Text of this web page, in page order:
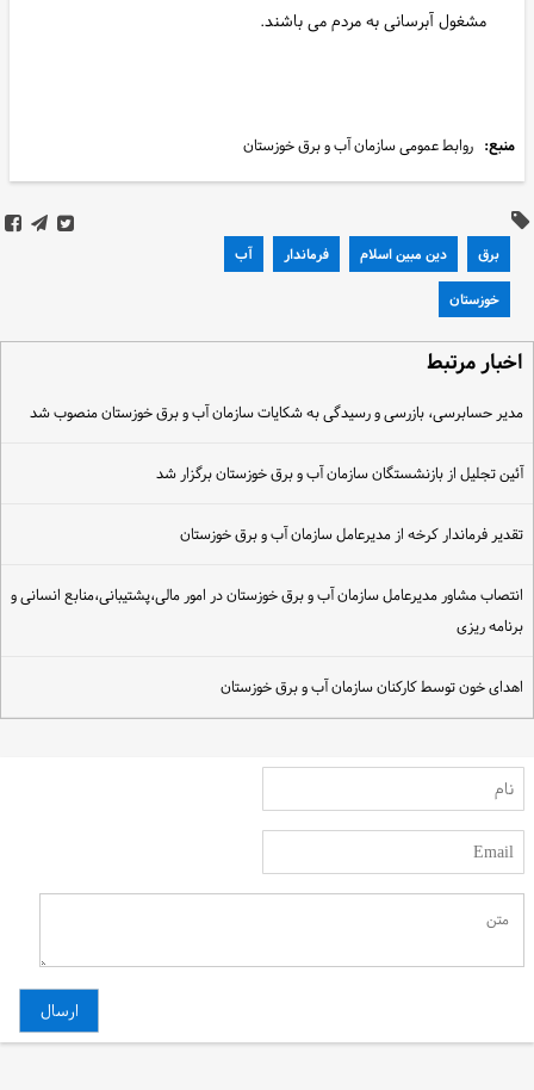
مشغول آبرسانی به مردم می باشند.
منبع: روابط عمومی سازمان آب و برق خوزستان
برق دین مبین اسلام فرماندار آب
خوزستان
اخبار مرتبط
مدیر حسابرسی، بازرسی و رسیدگی به شکایات سازمان آب و برق خوزستان منصوب شد
آئین تجلیل از بازنشستگان سازمان آب و برق خوزستان برگزار شد
تقدیر فرماندار کرخه از مدیرعامل سازمان آب و برق خوزستان
انتصاب مشاور مدیرعامل سازمان آب و برق خوزستان در امور مالی،پشتیبانی،منابع انسانی و
برنامه ریزی
اهدای خون توسط کارکنان سازمان آب و برق خوزستان